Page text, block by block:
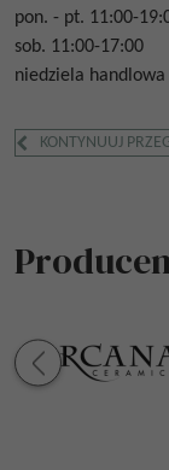
pon. - pt. 11:00-
sob. 11:00-17:00
niedziela
KONTYNUUJ